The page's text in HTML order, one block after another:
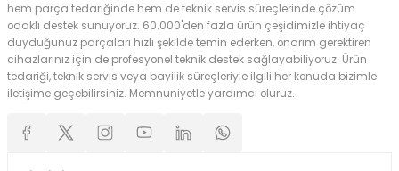
hem parça tedariğinde hem de teknik servis süreçlerinde çözüm
odaklı destek sunuyoruz. 60.000'den fazla ürün çeşidimizle ihtiyaç
duyduğunuz parçaları hızlı şekilde temin ederken, onarım gerektiren
cihazlarınız için de profesyonel teknik destek sağlayabiliyoruz. Ürün
tedariği, teknik servis veya bayilik süreçleriyle ilgili her konuda bizimle
iletişime geçebilirsiniz. Memnuniyetle yardımcı oluruz.